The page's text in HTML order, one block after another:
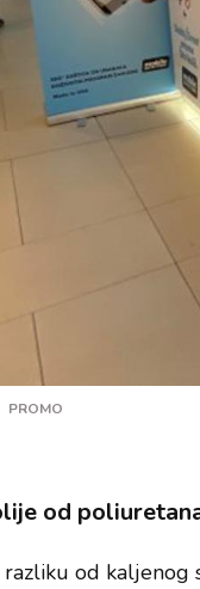
PROMO
od
razliku od kaljenog